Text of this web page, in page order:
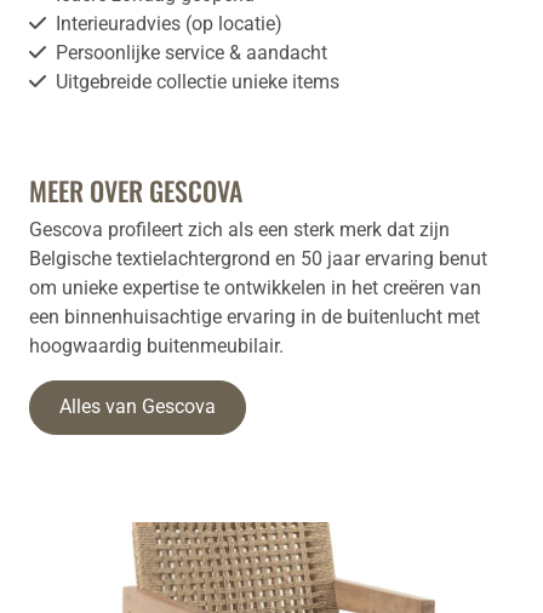
Interieuradvies (op locatie)
Persoonlijke service & aandacht
Uitgebreide collectie unieke items
MEER OVER GESCOVA
Gescova profileert zich als een sterk merk dat zijn
Belgische textielachtergrond en 50 jaar ervaring benut
om unieke expertise te ontwikkelen in het creëren van
een binnenhuisachtige ervaring in de buitenlucht met
hoogwaardig buitenmeubilair.
Alles van Gescova